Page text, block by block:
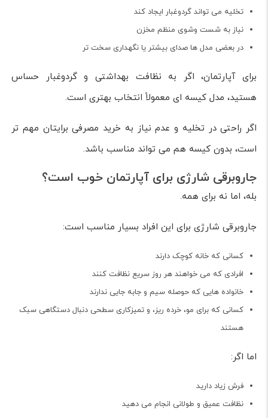
تخلیه می تواند گردوغبار ایجاد کند
نیاز به شست وشوی منظم مخزن
در بعضی مدل ها صدای بیشتر یا نگهداری سخت تر
برای آپارتمان، اگر به نظافت بهداشتی و گردوغبار حساس
هستید، مدل کیسه ای معمولاً انتخاب بهتری است.
اگر راحتی در تخلیه و عدم نیاز به خرید مصرفی برایتان مهم تر
است، بدون کیسه هم می تواند مناسب باشد.
جاروبرقی شارژی برای آپارتمان خوب است؟
بله، اما نه برای همه.
جاروبرقی شارژی برای این افراد بسیار مناسب است:
کسانی که خانه کوچک دارند
افرادی که می خواهند هر روز سریع نظافت کنند
خانواده هایی که حوصله سیم و جابه جایی ندارند
کسانی که برای مو، خرده ریز، و تمیزکاری سطحی دنبال دستگاهی سبک
هستند
اما اگر:
فرش زیاد دارید
نظافت عمیق و طولانی انجام می دهید